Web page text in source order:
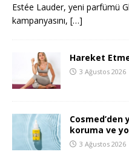
Estée Lauder, yeni parfümü
kampanyasını, […]
Hareket
3 Ağustos 2026
Cosmed’den
koruma ve
3 Ağustos 2026